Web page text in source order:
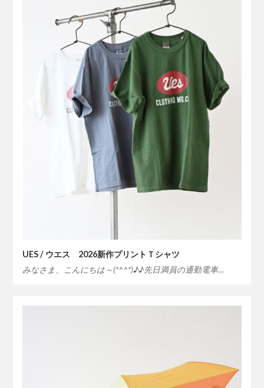
UES / ウエス 2026新作プリントＴシャツ
みなさま、こんにちは～(*^^*)♪♪先日満員の通勤電車…